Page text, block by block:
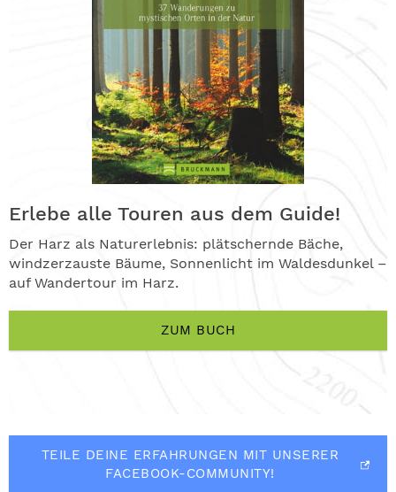
Erlebe alle Touren aus dem Guide!
Der Harz als Naturerlebnis: plätschernde Bäche,
windzerzauste Bäume, Sonnenlicht im Waldesdunkel –
auf Wandertour im Harz.
ZUM BUCH
TEILE DEINE ERFAHRUNGEN MIT UNSERER
FACEBOOK-COMMUNITY!